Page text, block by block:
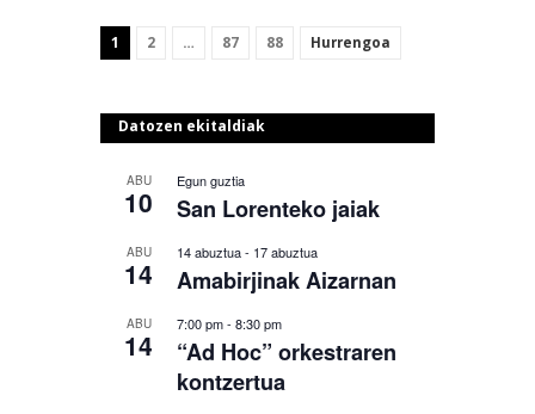
1 2 … 87 88 Hurrengoa
Datozen ekitaldiak
ABU
10
Egun guztia
San Lorenteko jaiak
ABU
14
14 abuztua- 17 abuztua
Amabirjinak Aizarnan
ABU
14
7:00 pm- 8:30 pm
“Ad Hoc” orkestraren
kontzertua